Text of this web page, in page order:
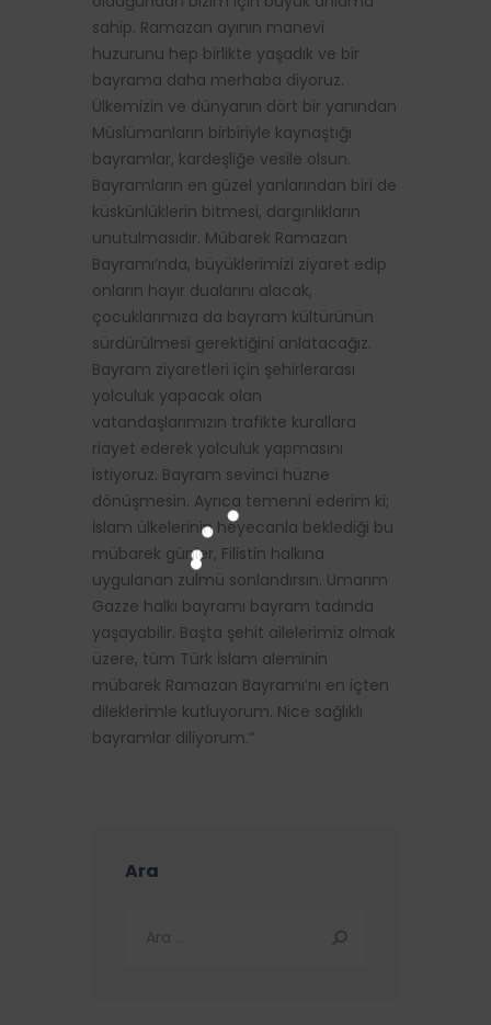
sahip. Ramazan ayının manevi
huzurunu hep birlikte yaşadık ve bir
bayrama daha merhaba diyoruz.
Ülkemizin ve dünyanın dört bir yanından
Müslümanların birbiriyle kaynaştığı
bayramlar, kardeşliğe vesile olsun.
Bayramların en güzel yanlarından biri de
küskünlüklerin bitmesi, dargınlıkların
unutulmasıdır. Mübarek Ramazan
Bayramı’nda, büyüklerimizi ziyaret edip
onların hayır dualarını alacak,
çocuklarımıza da bayram kültürünün
sürdürülmesi gerektiğini anlatacağız.
Bayram ziyaretleri için şehirlerarası
yolculuk yapacak olan
vatandaşlarımızın trafikte kurallara
riayet ederek yolculuk yapmasını
istiyoruz. Bayram sevinci hüzne
dönüşmesin. Ayrıca temenni ederim ki;
İslam ülkelerinin heyecanla beklediği bu
mübarek günler, Filistin halkına
uygulanan zulmü sonlandırsın. Umarım
Gazze halkı bayramı bayram tadında
yaşayabilir. Başta şehit ailelerimiz olmak
üzere, tüm Türk İslam aleminin
mübarek Ramazan Bayramı’nı en içten
dileklerimle kutluyorum. Nice sağlıklı
bayramlar diliyorum.”
Ara